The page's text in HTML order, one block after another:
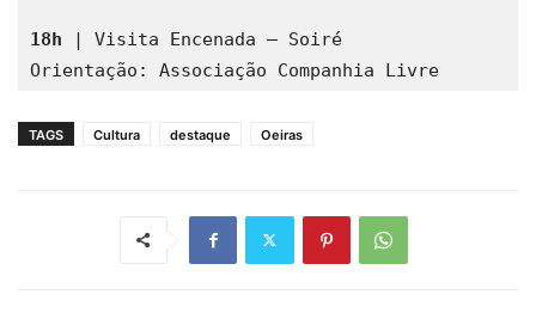
18h | Visita Encenada – Soiré
Orientação: Associação Companhia Livre
TAGS Cultura destaque Oeiras